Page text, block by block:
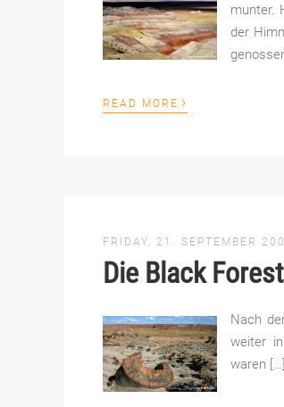
munter.
der
READ MORE ›
FRIDAY, 21. SEPTEMBER
Die Black
Nach
weiter
waren […]